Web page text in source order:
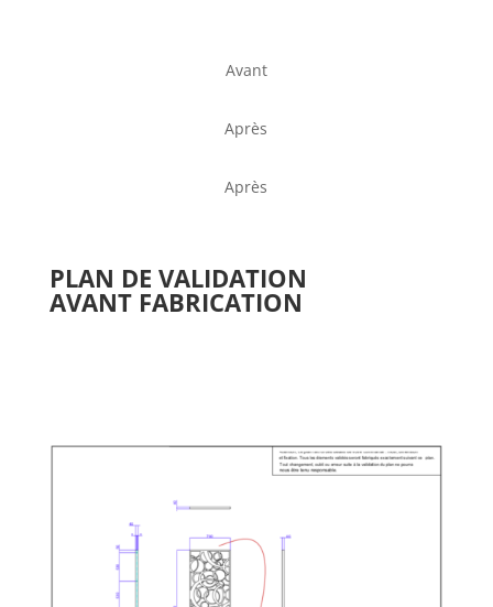
Avant
Après
Après
PLAN DE VALIDATION
AVANT FABRICATION